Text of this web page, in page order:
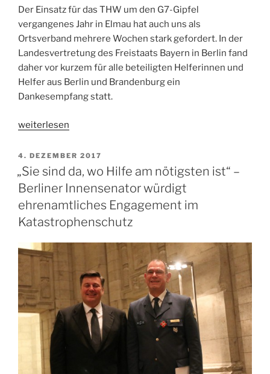
Der Einsatz für das THW um den G7-Gipfel
vergangenes Jahr in Elmau hat auch uns als
Ortsverband mehrere Wochen stark gefordert. In der
Landesvertretung des Freistaats Bayern in Berlin fand
daher vor kurzem für alle beteiligten Helferinnen und
Helfer aus Berlin und Brandenburg ein
Dankesempfang statt.
„Ehrung
Einsatz
beim
G7-
Gipfel“
weiterlesen
VERÖFFENTLICHT
AM
4. DEZEMBER 2017
„Sie sind da, wo Hilfe am nötigsten ist“ –
Berliner Innensenator würdigt
ehrenamtliches Engagement im
Katastrophenschutz